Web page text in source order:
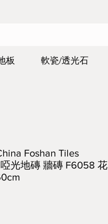
板 軟瓷/透光石
Foshan Tiles
光地磚 牆磚 F6058 花